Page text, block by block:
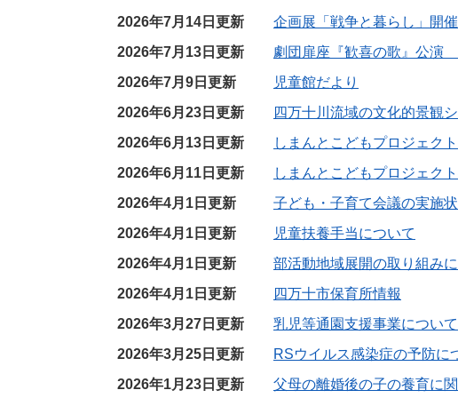
2026年7月14日更新
企画展「戦争と暮らし」開
2026年7月13日更新
劇団扉座『歓喜の歌』公演
2026年7月9日更新
児童館だより
2026年6月23日更新
四万十川流域の文化的景観
2026年6月13日更新
しまんとこどもプロジェク
2026年6月11日更新
しまんとこどもプロジェク
2026年4月1日更新
子ども・子育て会議の実施
2026年4月1日更新
児童扶養手当について
2026年4月1日更新
部活動地域展開の取り組み
2026年4月1日更新
四万十市保育所情報
2026年3月27日更新
乳児等通園支援事業について
2026年3月25日更新
RSウイルス感染症の予防に
2026年1月23日更新
父母の離婚後の子の養育に